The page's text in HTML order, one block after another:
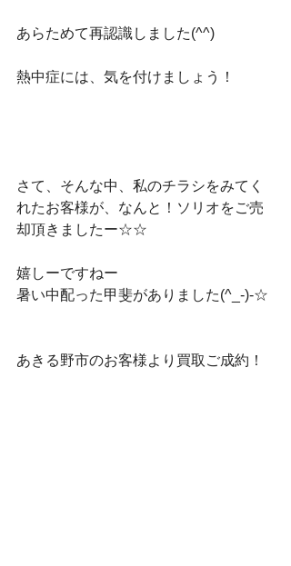
あらためて再認識しました(^^)
熱中症には、気を付けましょう！
さて、そんな中、私のチラシをみてく
れたお客様が、なんと！ソリオをご売
却頂きましたー☆☆
嬉しーですねー
暑い中配った甲斐がありました(^_-)-☆
あきる野市のお客様より買取ご成約！